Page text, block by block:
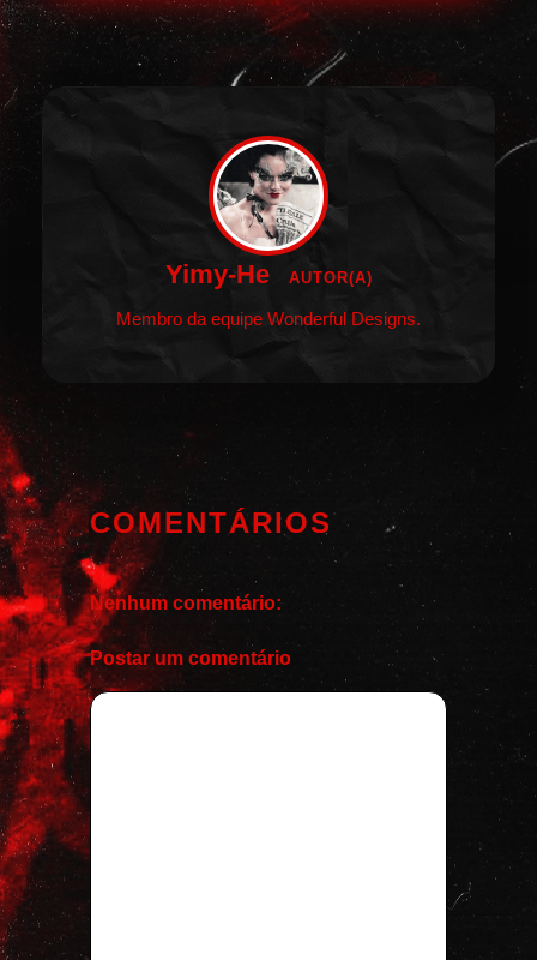
Yimy-He AUTOR(A)
Membro da equipe Wonderful Designs.
COMENTÁRIOS
Nenhum comentário:
Postar um comentário